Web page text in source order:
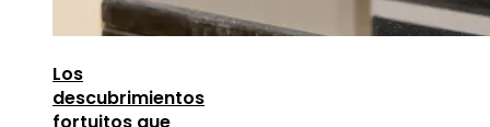
Los
descubrimientos
fortuitos que